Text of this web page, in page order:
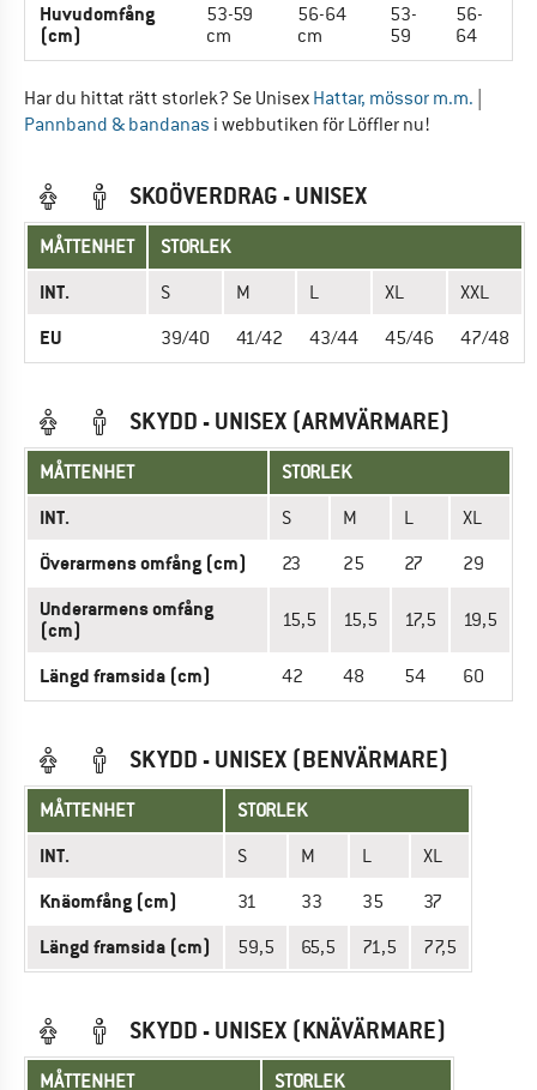
Huvudomfång
(cm)
53-59
cm
56-64
cm
53-
59
56-
64
Har du hittat rätt storlek? Se Unisex Hattar, mössor m.m.
Pannband & bandanas i webbutiken för Löffler nu!
SKOÖVERDRAG - UNISEX
MÅTTENHET STORLEK
INT. S M L XL XXL
EU 39/40 41/42 43/44 45/46 47/48
SKYDD - UNISEX (ARMVÄRMARE)
MÅTTENHET STORLEK
INT. S M L XL
Överarmens omfång (cm) 23 25 27 29
Underarmens omfång
(cm)
15,5 15,5 17,5 19,5
Längd framsida (cm) 42 48 54 60
SKYDD - UNISEX (BENVÄRMARE)
MÅTTENHET STORLEK
INT. S M L XL
Knäomfång (cm) 31 33 35 37
Längd framsida (cm) 59,5 65,5 71,5 77,5
SKYDD - UNISEX (KNÄVÄRMARE)
MÅTTENHET STORLEK